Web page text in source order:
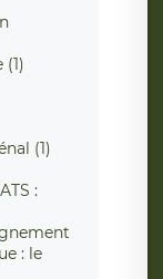
(1)
:
: le